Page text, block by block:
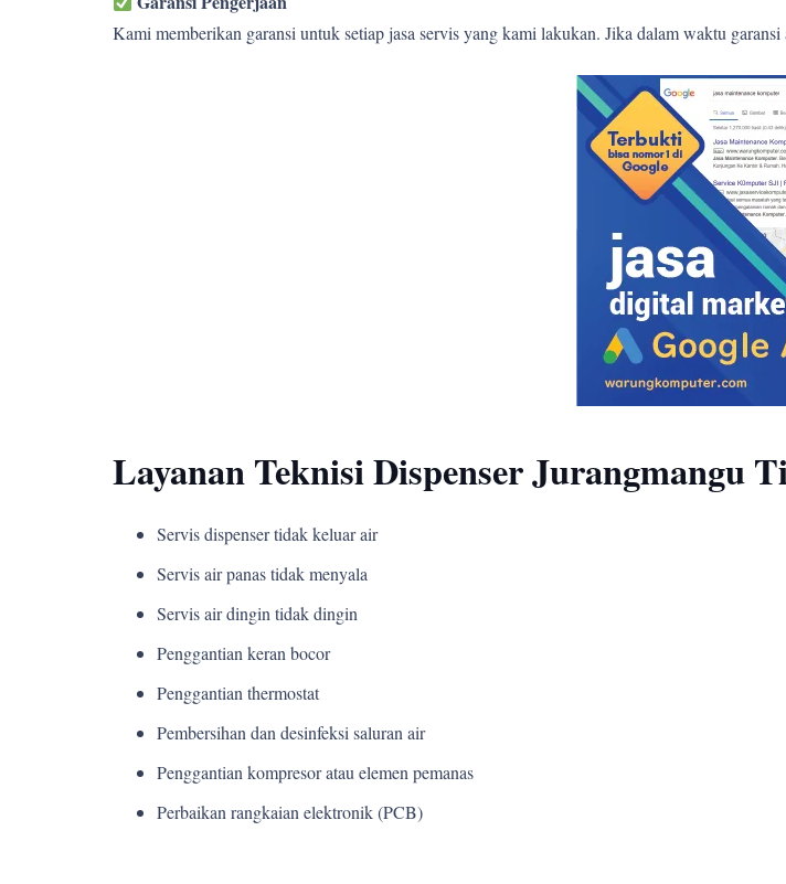
Kami memberikan garansi untuk setiap jasa servis yang kami lakukan. Jika dalam waktu
Layanan Teknisi Dispenser Jurangmangu
Servis dispenser tidak keluar air
Servis air panas tidak menyala
Servis air dingin tidak dingin
Penggantian keran bocor
Penggantian thermostat
Pembersihan dan desinfeksi saluran air
Penggantian kompresor atau elemen pemanas
Perbaikan rangkaian elektronik (PCB)